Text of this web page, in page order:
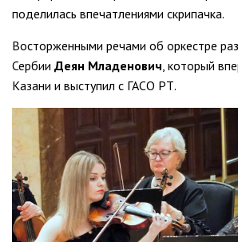
поделилась впечатлениями скрипачка.
Восторженными речами об оркестре
Сербии Деян Младенович , который
Казани и выступил с ГАСО РТ.